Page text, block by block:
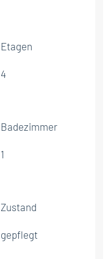
Etagen
4
Badezimmer
1
Zustand
gepflegt